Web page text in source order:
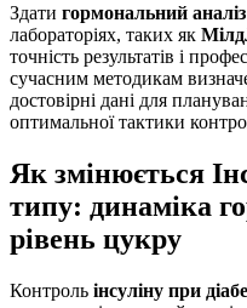
Здати гормональний аналіз
лабораторіях, таких як
точність результатів і
сучасним методикам
достовірні дані для
оптимальної тактики
Як змінюється
типу: динаміка
рівень цукру
Контроль інсуліну при